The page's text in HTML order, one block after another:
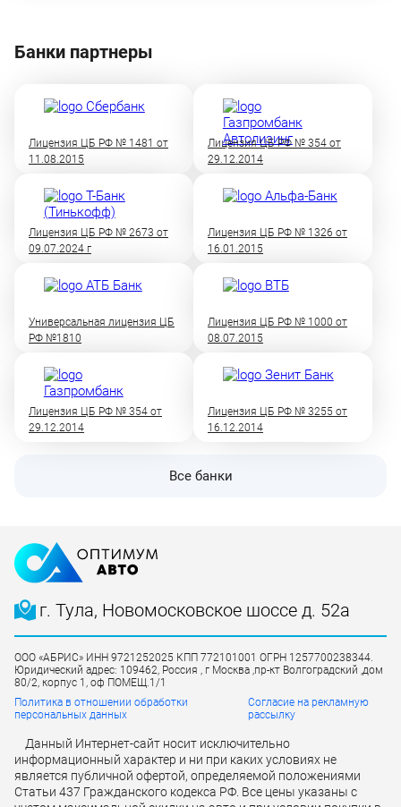
Банки партнеры
Лицензия ЦБ РФ № 1481 от
11.08.2015
Лицензия ЦБ РФ № 354 от
29.12.2014
Лицензия ЦБ РФ № 2673 от
09.07.2024 г
Лицензия ЦБ РФ № 1326 от
16.01.2015
Универсальная лицензия ЦБ
РФ №1810
Лицензия ЦБ РФ № 1000 от
08.07.2015
Лицензия ЦБ РФ № 354 от
29.12.2014
Лицензия ЦБ РФ № 3255 от
16.12.2014
Все банки
г. Тула, Новомосковское шоссе д. 52а
ООО «АБРИС» ИНН 9721252025 КПП 772101001 ОГРН 1257700238344.
Юридический адрес: 109462, Россия , г Москва ,пр-кт Волгоградский ,дом
80/2, корпус 1, оф ПОМЕЩ.1/1
Политика в отношении обработки
персональных данных
Согласие на рекламную
рассылку
Данный Интернет-сайт носит исключительно
информационный характер и ни при каких условиях не
является публичной офертой, определяемой положениями
Статьи 437 Гражданского кодекса РФ. Все цены указаны с